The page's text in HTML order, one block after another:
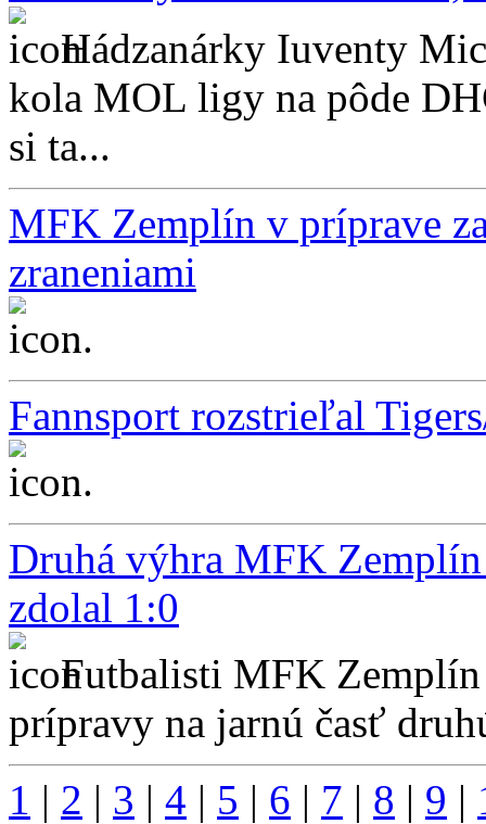
Hádzanárky Iuventy
kola MOL ligy na pôde
si ta...
MFK Zemplín v príprave
zraneniami
...
Fannsport rozstrieľal
...
Druhá výhra MFK
zdolal 1:0
Futbalisti MFK
prípravy na jarnú časť
1 | 2 | 3 | 4 | 5 | 6 | 7 | 8 | 9 |